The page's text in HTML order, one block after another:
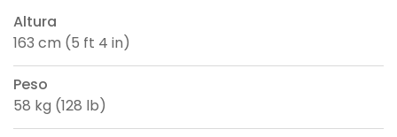
Altura
163 cm (5 ft 4 in)
Peso
58 kg (128 lb)